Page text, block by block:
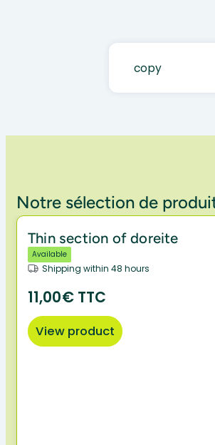
copy
Notre sélection de
Thin section of doreite
Available
Shipping within 48 hours
11,00€ TTC
View product